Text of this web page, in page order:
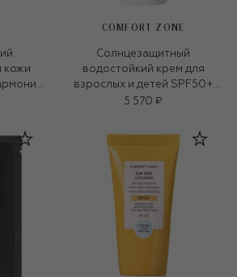
кожи
COMFORT ZONE
Солнцезащитный
водостойкий крем для
взрослых и детей SPF50+
Sun soul 200ml)
5 570 ₽